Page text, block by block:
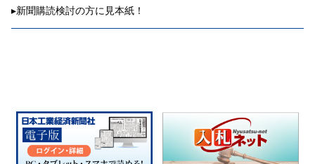
▸新聞購読検討の方に見本紙！